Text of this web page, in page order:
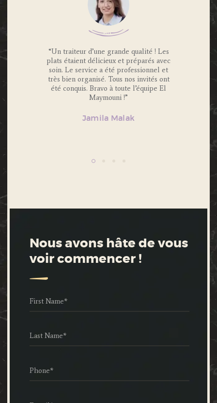
invités
“Un traiteur d’une grande qualité ! Les
plats étaient délicieux et préparés avec
soin. Le service a été professionnel et
très bien organisé. Tous nos invités ont
été conquis. Bravo à toute l’équipe El
Maymouni !”
Jamila Malak
“Nous
Nous avons hâte de vous
voir commencer !